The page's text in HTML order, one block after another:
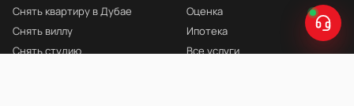
Снять квартиру в Дубае
Снять виллу
Снять студию
Оценка
Ипотека
Все услуги